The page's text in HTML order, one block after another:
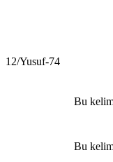
12/Yusuf-74
Bu
Bu